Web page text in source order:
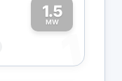
1.5
MW
1